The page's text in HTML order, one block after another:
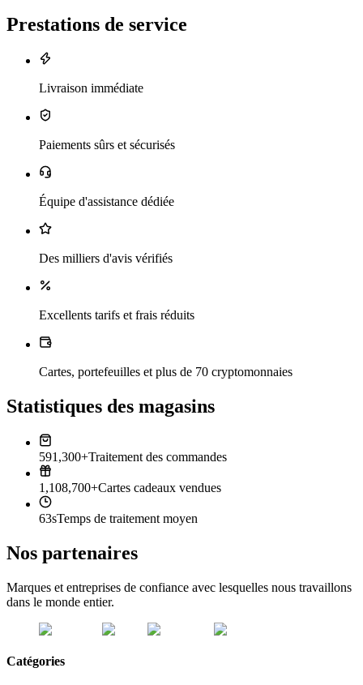
Prestations de service
Livraison immédiate
Paiements sûrs et sécurisés
Équipe d'assistance dédiée
Des milliers d'avis vérifiés
Excellents tarifs et frais réduits
Cartes, portefeuilles et plus de 70 cryptomonnaies
Statistiques des magasins
591,300+Traitement des commandes
1,108,700+Cartes cadeaux vendues
63sTemps de traitement moyen
Nos partenaires
Marques et entreprises de confiance avec lesquelles nous travaillons
dans le monde entier.
Catégories